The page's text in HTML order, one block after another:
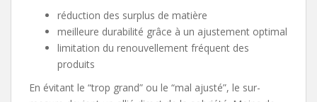
réduction des surplus de matière
meilleure durabilité grâce à un ajustement optimal
limitation du renouvellement fréquent des
produits
En évitant le “trop grand” ou le “mal ajusté”, le sur-